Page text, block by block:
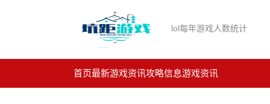
lol每年游戏人数统计
首页最新游戏资讯攻略信息游戏资讯